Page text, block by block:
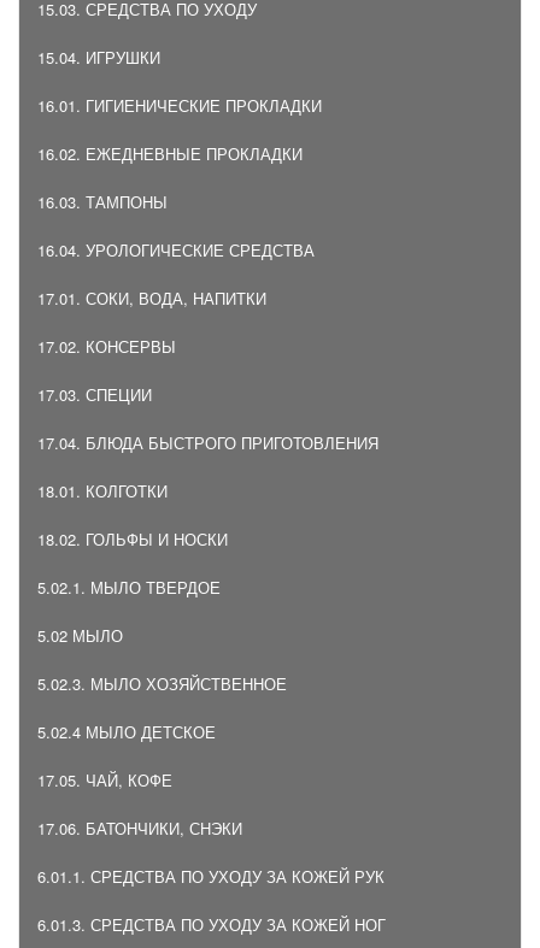
15.03. СРЕДСТВА ПО УХОДУ
15.04. ИГРУШКИ
16.01. ГИГИЕНИЧЕСКИЕ ПРОКЛАДКИ
16.02. ЕЖЕДНЕВНЫЕ ПРОКЛАДКИ
16.03. ТАМПОНЫ
16.04. УРОЛОГИЧЕСКИЕ СРЕДСТВА
17.01. СОКИ, ВОДА, НАПИТКИ
17.02. КОНСЕРВЫ
17.03. СПЕЦИИ
17.04. БЛЮДА БЫСТРОГО ПРИГОТОВЛЕНИЯ
18.01. КОЛГОТКИ
18.02. ГОЛЬФЫ И НОСКИ
5.02.1. МЫЛО ТВЕРДОЕ
5.02 МЫЛО
5.02.3. МЫЛО ХОЗЯЙСТВЕННОЕ
5.02.4 МЫЛО ДЕТСКОЕ
17.05. ЧАЙ, КОФЕ
17.06. БАТОНЧИКИ, СНЭКИ
6.01.1. СРЕДСТВА ПО УХОДУ ЗА КОЖЕЙ РУК
6.01.3. СРЕДСТВА ПО УХОДУ ЗА КОЖЕЙ НОГ